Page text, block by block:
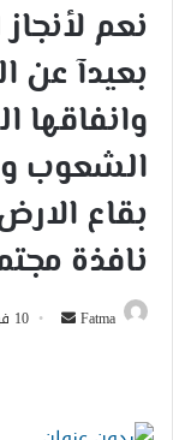
نعم
بعيدآ عن
وانفاقها
الشعوب
بقاع
نافذة
Fatma
أرسل 10 فبراير، 2016